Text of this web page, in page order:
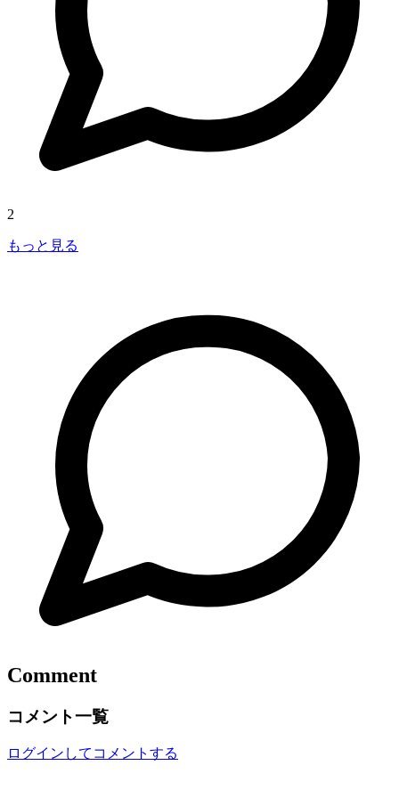
2
もっと見る
Comment
コメント一覧
ログインしてコメントする